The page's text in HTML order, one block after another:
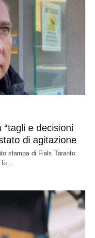
e decisioni
di agitazione
stampa di Fials Taranto.